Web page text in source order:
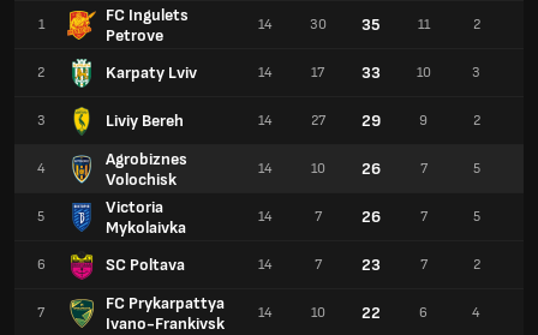
1
FC Ingulets
Petrove
2 Karpaty Lviv
3 Liviy Bereh
4
Agrobiznes
Volochisk
5
Victoria
Mykolaivka
6 SC Poltava
7
FC Prykarpattya
Ivano-Frankivsk
14 30 35 11 2
14 17 33 10 3
14 27 29 9 2
14 10 26 7 5
14 7 26 7 5
14 7 23 7 2
14 10 22 6 4